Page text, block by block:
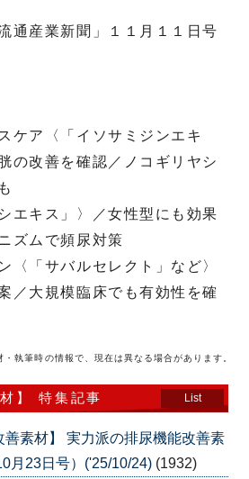
通産業新聞」１１月１１日号
ケア〈「イソサミジンエキ
の改善を確認／ノコギリヤシ
エキス」〉／女性型にも効果
ズムで頻尿対策
〈「サバルセレクト」など〉
／大規模臨床でも有効性を確
・執筆時の情報で、現在は異なる場合があります。
】 特集記事 List
素材】 実力派の排尿機能改善素
月23日号）('25/10/24) (1932)